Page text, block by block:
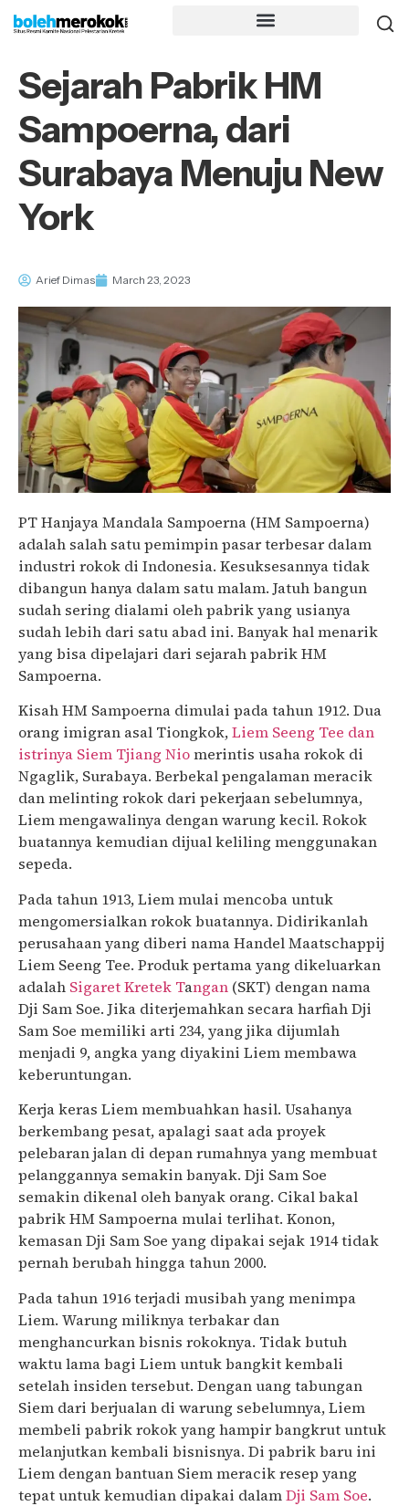
Sejarah Pabrik HM
Sampoerna, dari
Surabaya Menuju New
York
Arief Dimas March 23, 2023
PT Hanjaya Mandala Sampoerna (HM Sampoerna)
adalah salah satu pemimpin pasar terbesar dalam
industri rokok di Indonesia. Kesuksesannya tidak
dibangun hanya dalam satu malam. Jatuh bangun
sudah sering dialami oleh pabrik yang usianya
sudah lebih dari satu abad ini. Banyak hal menarik
yang bisa dipelajari dari sejarah pabrik HM
Sampoerna.
Kisah HM Sampoerna dimulai pada tahun 1912. Dua
orang imigran asal Tiongkok,Liem Seeng Tee dan
istrinya Siem Tjiang Niomerintis usaha rokok di
Ngaglik, Surabaya. Berbekal pengalaman meracik
dan melinting rokok dari pekerjaan sebelumnya,
Liem mengawalinya dengan warung kecil. Rokok
buatannya kemudian dijual keliling menggunakan
sepeda.
Pada tahun 1913, Liem mulai mencoba untuk
mengomersialkan rokok buatannya. Didirikanlah
perusahaan yang diberi nama Handel Maatschappij
Liem Seeng Tee. Produk pertama yang dikeluarkan
adalah Sigaret Kretek Tangan (SKT) dengan nama
Dji Sam Soe. Jika diterjemahkan secara harfiah Dji
Sam Soe memiliki arti 234, yang jika dijumlah
menjadi 9, angka yang diyakini Liem membawa
keberuntungan.
Kerja keras Liem membuahkan hasil. Usahanya
berkembang pesat, apalagi saat ada proyek
pelebaran jalan di depan rumahnya yang membuat
pelanggannya semakin banyak. Dji Sam Soe
semakin dikenal oleh banyak orang. Cikal bakal
pabrik HM Sampoerna mulai terlihat. Konon,
kemasan Dji Sam Soe yang dipakai sejak 1914 tidak
pernah berubah hingga tahun 2000.
Pada tahun 1916 terjadi musibah yang menimpa
Liem. Warung miliknya terbakar dan
menghancurkan bisnis rokoknya. Tidak butuh
waktu lama bagi Liem untuk bangkit kembali
setelah insiden tersebut. Dengan uang tabungan
Siem dari berjualan di warung sebelumnya, Liem
membeli pabrik rokok yang hampir bangkrut untuk
melanjutkan kembali bisnisnya. Di pabrik baru ini
Liem dengan bantuan Siem meracik resep yang
tepat untuk kemudian dipakai dalamDji Sam Soe.